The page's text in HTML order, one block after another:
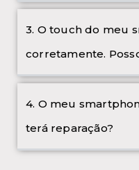
3. O touch do meu
corretamente.
4. O meu
terá reparação?